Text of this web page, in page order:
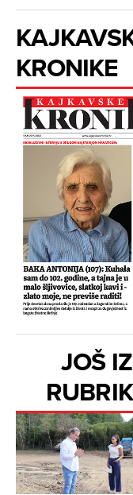
KRONIKE
JOŠ IZ